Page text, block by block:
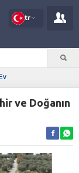
tr
ve Doğanın